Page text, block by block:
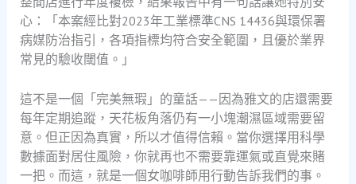
心：「本案經比對2023年工業標準CNS 14436與環保署
病媒防治指引，各項指標均符合安全範圍，且優於業界
常見的驗收閾值。」
這不是一個「完美無瑕」的童話——因為雅文的店還需要
每年定期追蹤，天花板角落仍有一小塊潮濕區域需要留
意。但正因為真實，所以才值得信賴。當你選擇用科學
數據面對居住風險，你就再也不需要靠運氣或直覺來賭
一把。而這，就是一個女咖啡師用行動告訴我們的事。